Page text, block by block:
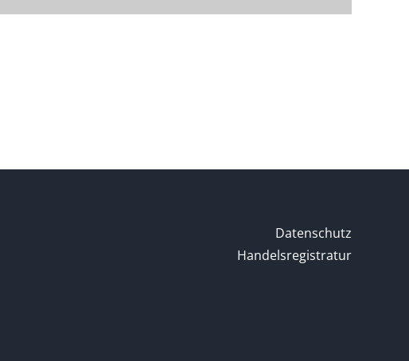
Datenschutz
Handelsregistratur